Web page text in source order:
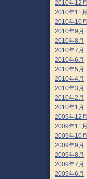
2010年12月
2010年11月
2010年10月
2010年9月
2010年8月
2010年7月
2010年6月
2010年5月
2010年4月
2010年3月
2010年2月
2010年1月
2009年12月
2009年11月
2009年10月
2009年9月
2009年8月
2009年7月
2009年6月